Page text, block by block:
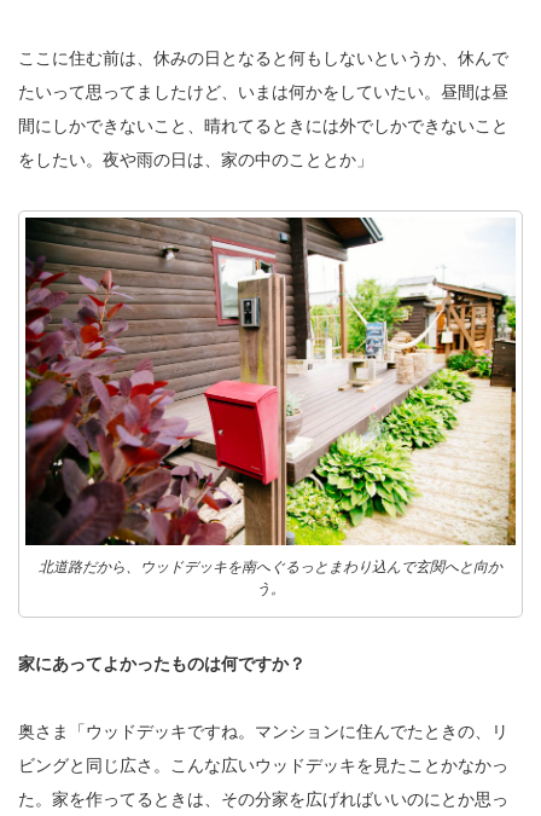
ここに住む前は、休みの日となると何もしないというか、休んで
たいって思ってましたけど、いまは何かをしていたい。昼間は昼
間にしかできないこと、晴れてるときには外でしかできないこと
をしたい。夜や雨の日は、家の中のこととか」
北道路だから、ウッドデッキを南へぐるっとまわり込んで玄関へと向か
う。
家にあってよかったものは何ですか？
奥さま「ウッドデッキですね。マンションに住んでたときの、リ
ビングと同じ広さ。こんな広いウッドデッキを見たことかなかっ
た。家を作ってるときは、その分家を広げればいいのにとか思っ